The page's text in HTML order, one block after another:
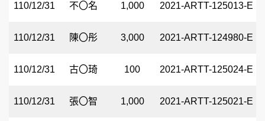
110/12/31 不〇名 1,000 2021-ARTT-125013-E
110/12/31 陳〇彤 3,000 2021-ARTT-124980-E
110/12/31 古〇琦 100 2021-ARTT-125024-E
110/12/31 張〇智 1,000 2021-ARTT-125021-E